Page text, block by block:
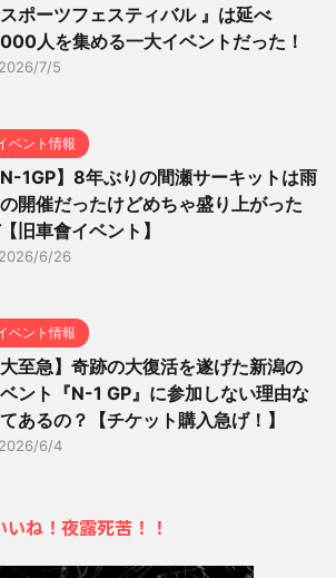
ポーツフェスティバル 』は延べ
人を集める一大イベントだった！
2026/7/5
ベント情報
N-1GP】8年ぶりの間瀬サーキットは雨
開催だったけどめちゃ盛り上がった
旧車會イベント】
2026/6/26
ベント情報
大至急】奇跡の大復活を遂げた新潟の
ント『N-1 GP』に参加しない理由な
あるの？【チケット購入急げ！】
2026/6/4
ね！夜露死苦！！